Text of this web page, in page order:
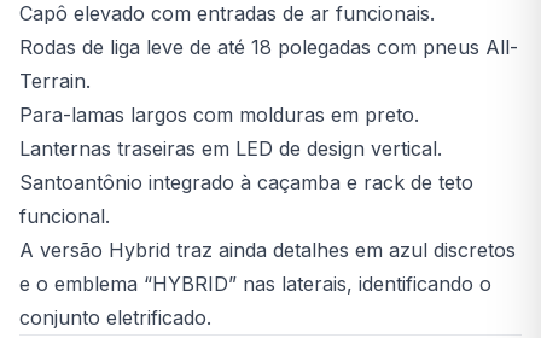
Capô elevado com entradas de ar funcionais.
Rodas de liga leve de até 18 polegadas com pneus All-
Terrain.
Para-lamas largos com molduras em preto.
Lanternas traseiras em LED de design vertical.
Santoantônio integrado à caçamba e rack de teto
funcional.
A versão Hybrid traz ainda detalhes em azul discretos
e o emblema “HYBRID” nas laterais, identificando o
conjunto eletrificado.